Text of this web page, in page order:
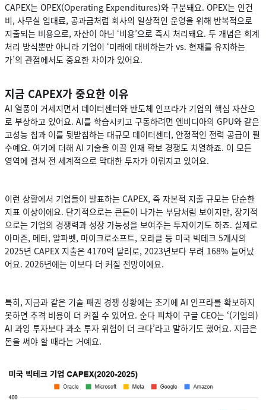
CAPEX는 OPEX(Operating Expenditures)와 구분돼요. OPEX는 인건
비, 사무실 임대료, 공과금처럼 회사의 일상적인 운영을 위해 반복적으로
지출되는 비용으로, 자산이 아닌 ‘비용’으로 즉시 처리돼요. 두 개념은 회계
처리 방식뿐만 아니라 기업이 ‘미래에 대비하는가 vs. 현재를 유지하는
가’의 관점에서도 중요한 차이가 있어요.
지금 CAPEX가 중요한 이유
AI 열풍이 거세지면서 데이터센터와 반도체 인프라가 기업의 핵심 자산으
로 부상하고 있어요. AI를 학습시키고 구동하려면 엔비디아의 GPU와 같은
고성능 칩과 이를 뒷받침하는 대규모 데이터센터, 안정적인 전력 공급이 필
수예요. 여기에 더해 AI 기술을 이끌 인재 확보 경쟁도 치열하죠. 이 모든
영역에 걸쳐 전 세계적으로 막대한 투자가 이뤄지고 있어요.
이런 상황에서 기업들이 발표하는 CAPEX, 즉 자본적 지출 규모는 단순한
지표 이상이에요. 단기적으로는 큰돈이 나가는 부담처럼 보이지만, 장기적
으로는 기업의 경쟁력과 성장 가능성을 보여주는 투자이기도 하죠. 실제로
아마존, 메타, 알파벳, 마이크로소프트, 오라클 등 미국 빅테크 5개사의
2025년 CAPEX 지출은 4170억 달러로, 2023년보다 무려 168% 늘어났
어요. 2026년에는 이보다 더 커질 전망이에요.
특히, 지금과 같은 기술 패권 경쟁 상황에는 초기에 AI 인프라를 확보하지
못하면 추격 비용이 더 커질 수 있어요. 순다 피차이 구글 CEO는 ‘(기업의)
AI 과잉 투자보다 과소 투자 위험이 더 크다’라고 말하기도 했어요. 지금은
돈을 써야 할 때라는 거예요.